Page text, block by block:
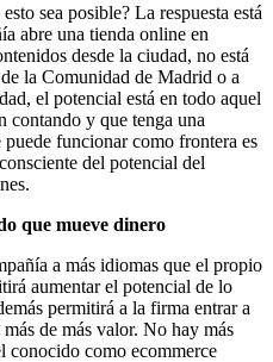
sea posible? La respuesta está
abre una tienda online en
desde la ciudad, no está
la Comunidad de Madrid o a
el potencial está en todo aquel
contando y que tenga una
funcionar como frontera es
del potencial del
que mueve dinero
a más idiomas que el propio
aumentar el potencial de lo
permitirá a la firma entrar a
de más valor. No hay más
conocido como ecommerce